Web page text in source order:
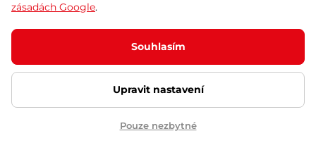
bunda s CE chrániči na loktech a
ramenech, …
2 490 Kč
skladem – 11.8. u Vás
zásadách Google.
Souhlasím
Upravit nastavení
Pouze nezbytné